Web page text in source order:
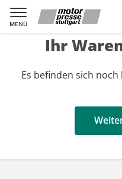
MENÜ
Warenkorb
Ihr
Es befinden sich